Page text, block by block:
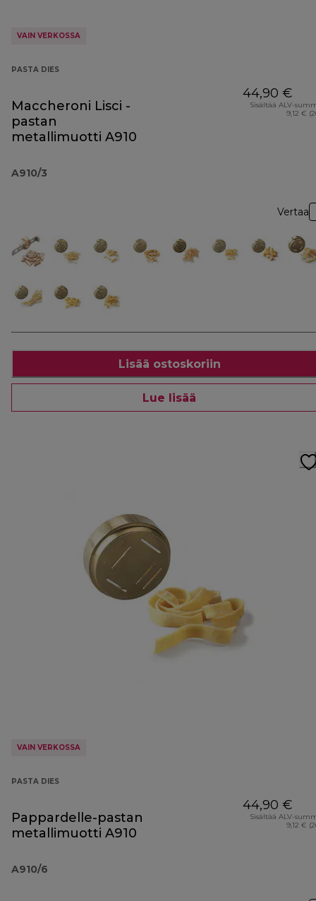
VAIN VERKOSSA
PASTA DIES
Maccheroni Lisci -
pastan
metallimuotti A910
A910/3
44,90 €
Sisältää ALV-
9,12 €
Vertaa
Lisää ostoskoriin
Lue lisää
VAIN VERKOSSA
PASTA DIES
Pappardelle-pastan
metallimuotti A910
A910/6
44,90 €
Sisältää ALV-
9,12 €